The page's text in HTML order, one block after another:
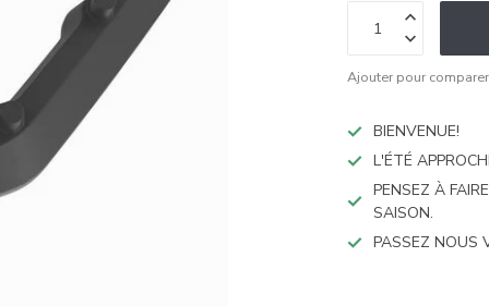
Ajouter pour comparer
BIENVENUE!
L'ÉTÉ
PENSEZ À
SAISON.
PASSEZ NOUS